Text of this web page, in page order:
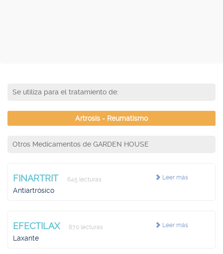
Se utiliza para el tratamiento de:
Artrosis - Reumatismo
Otros Medicamentos de GARDEN HOUSE
Leer más
FINARTRIT 645 lecturas
Antiartrósico
Leer más
EFECTILAX 870 lecturas
Laxante